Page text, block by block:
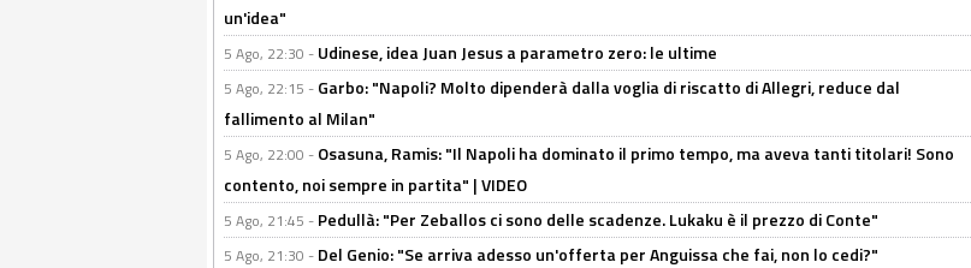
un'idea"
5 Ago, 22:30 - Udinese, idea Juan Jesus a parametro zero: le ultime
5 Ago, 22:15 - Garbo: "Napoli? Molto dipenderà dalla voglia di riscatto di Allegri, reduce dal
fallimento al Milan"
5 Ago, 22:00 - Osasuna, Ramis: "Il Napoli ha dominato il primo tempo, ma aveva tanti titolari! Sono
contento, noi sempre in partita" | VIDEO
5 Ago, 21:45 - Pedullà: "Per Zeballos ci sono delle scadenze. Lukaku è il prezzo di Conte"
5 Ago, 21:30 - Del Genio: "Se arriva adesso un'offerta per Anguissa che fai, non lo cedi?"